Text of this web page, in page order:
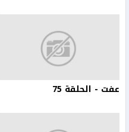
عفت - الحلقة 75